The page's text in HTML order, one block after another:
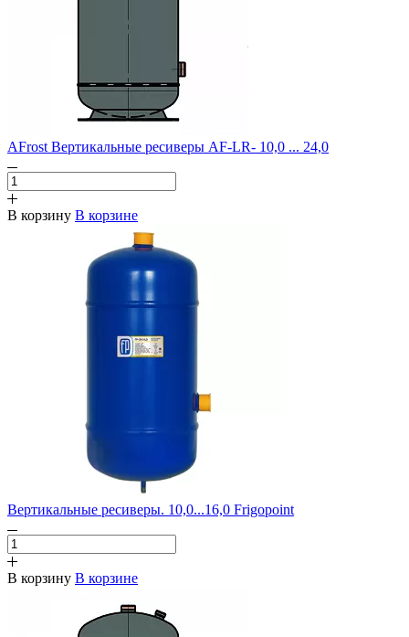
AFrost Вертикальные ресиверы AF-LR- 10,0 ... 24,0
В корзину В корзине
Вертикальные ресиверы. 10,0...16,0 Frigopoint
В корзину В корзине